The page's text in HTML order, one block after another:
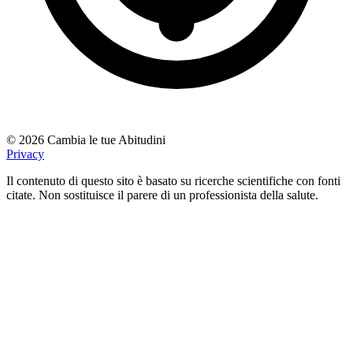
© 2026 Cambia le tue Abitudini
Privacy
Il contenuto di questo sito è basato su ricerche scientifiche con fonti
citate. Non sostituisce il parere di un professionista della salute.